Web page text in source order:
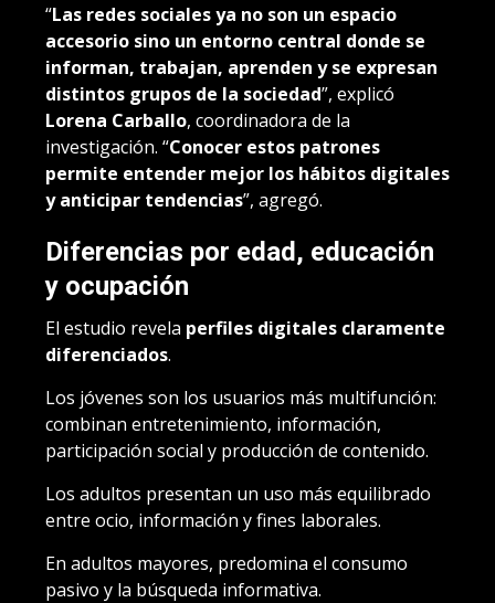
“Las redes sociales ya no son un espacio
accesorio sino un entorno central donde se
informan, trabajan, aprenden y se expresan
distintos grupos de la sociedad”, explicó
Lorena Carballo, coordinadora de la
investigación. “Conocer estos patrones
permite entender mejor los hábitos digitales
y anticipar tendencias”, agregó.
Diferencias por edad, educación
y ocupación
El estudio revela perfiles digitales claramente
diferenciados.
Los jóvenes son los usuarios más multifunción:
combinan entretenimiento, información,
participación social y producción de contenido.
Los adultos presentan un uso más equilibrado
entre ocio, información y fines laborales.
En adultos mayores, predomina el consumo
pasivo y la búsqueda informativa.